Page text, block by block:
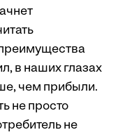
в наших глазах
чем прибыли.
не просто
не